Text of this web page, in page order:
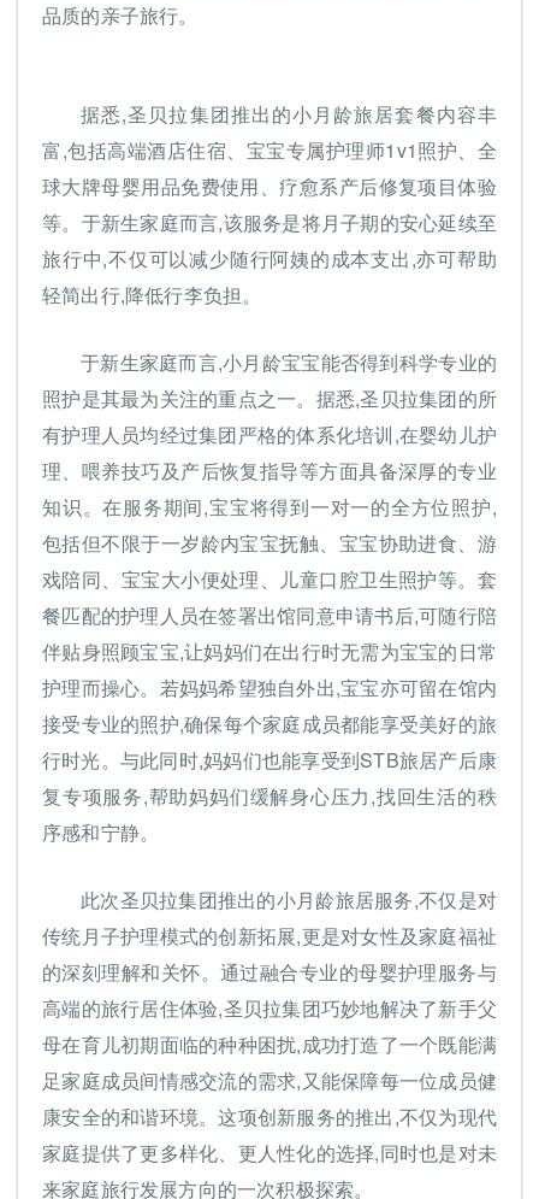
品质的亲子旅行。
据悉,圣贝拉集团推出的小月龄旅居套餐内容丰
富,包括高端酒店住宿、宝宝专属护理师1v1照护、全
球大牌母婴用品免费使用、疗愈系产后修复项目体验
等。于新生家庭而言,该服务是将月子期的安心延续至
旅行中,不仅可以减少随行阿姨的成本支出,亦可帮助
轻简出行,降低行李负担。
于新生家庭而言,小月龄宝宝能否得到科学专业的
照护是其最为关注的重点之一。据悉,圣贝拉集团的所
有护理人员均经过集团严格的体系化培训,在婴幼儿护
理、喂养技巧及产后恢复指导等方面具备深厚的专业
知识。在服务期间,宝宝将得到一对一的全方位照护,
包括但不限于一岁龄内宝宝抚触、宝宝协助进食、游
戏陪同、宝宝大小便处理、儿童口腔卫生照护等。套
餐匹配的护理人员在签署出馆同意申请书后,可随行陪
伴贴身照顾宝宝,让妈妈们在出行时无需为宝宝的日常
护理而操心。若妈妈希望独自外出,宝宝亦可留在馆内
接受专业的照护,确保每个家庭成员都能享受美好的旅
行时光。与此同时,妈妈们也能享受到STB旅居产后康
复专项服务,帮助妈妈们缓解身心压力,找回生活的秩
序感和宁静。
此次圣贝拉集团推出的小月龄旅居服务,不仅是对
传统月子护理模式的创新拓展,更是对女性及家庭福祉
的深刻理解和关怀。通过融合专业的母婴护理服务与
高端的旅行居住体验,圣贝拉集团巧妙地解决了新手父
母在育儿初期面临的种种困扰,成功打造了一个既能满
足家庭成员间情感交流的需求,又能保障每一位成员健
康安全的和谐环境。这项创新服务的推出,不仅为现代
家庭提供了更多样化、更人性化的选择,同时也是对未
来家庭旅行发展方向的一次积极探索。